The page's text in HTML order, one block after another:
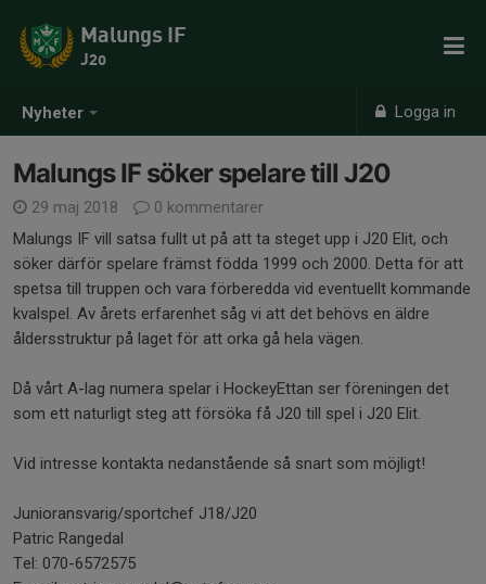
Nyheter Logga in
Malungs IF
J20
Malungs IF söker spelare till J20
29 maj 2018
0 kommentarer
Malungs IF vill satsa fullt ut på att ta steget upp i J20 Elit, och
söker därför spelare främst födda 1999 och 2000. Detta för att
spetsa till truppen och vara förberedda vid eventuellt kommande
kvalspel. Av årets erfarenhet såg vi att det behövs en äldre
åldersstruktur på laget för att orka gå hela vägen.
Då vårt A-lag numera spelar i HockeyEttan ser föreningen det
som ett naturligt steg att försöka få J20 till spel i J20 Elit.
Vid intresse kontakta nedanstående så snart som möjligt!
Junioransvarig/sportchef J18/J20
Patric Rangedal
Tel: 070-6572575